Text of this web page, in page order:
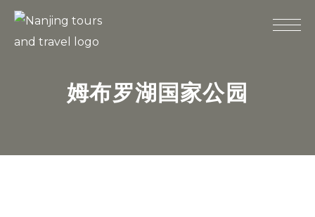
姆布罗湖国家公园